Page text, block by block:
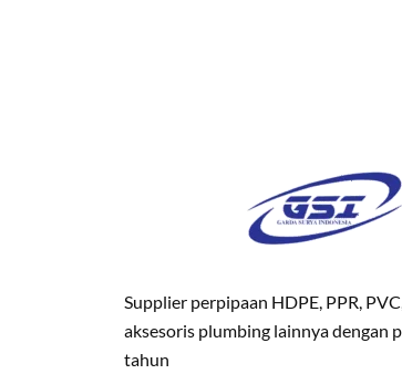
Supplier perpipaan HDPE, PPR,
aksesoris plumbing lainnya dengan
tahun